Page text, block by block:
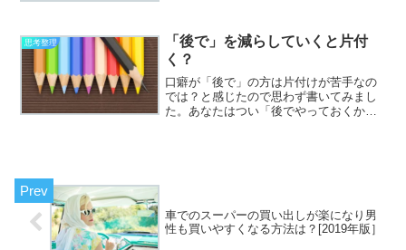
に言えばそんな自分が好きだ！って思え
る度合いってことになるか...
思考整理
「後で」を減らしていくと片付
く？
口癖が「後で」の方は片付けが苦手なの
では？と感じたので思わず書いてみまし
た。あなたはつい「後でやっておくから
車でのスーパーの買い出しが楽になり男
性も買いやすくなる方法は？[2019年版］